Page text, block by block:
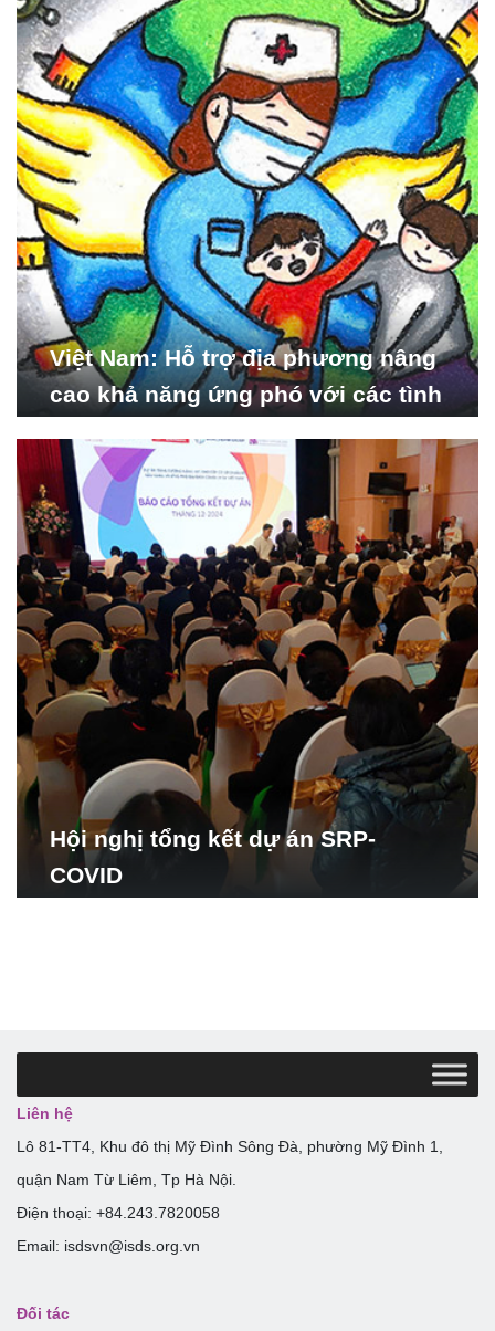
hội_ISDS)
Việt Nam: Hỗ trợ địa phương nâng
cao khả năng ứng phó với các tình
Hội nghị tổng kết dự án SRP-
COVID
Liên hệ
Lô 81-TT4, Khu đô thị Mỹ Đình Sông Đà, phường Mỹ Đình 1,
quận Nam Từ Liêm, Tp Hà Nội.
Điện thoại: +84.243.7820058
Email: isdsvn@isds.org.vn
Đối tác